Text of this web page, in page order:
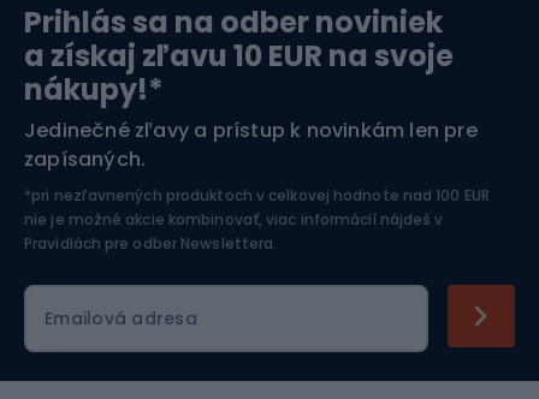
Orientačný beh
Lyžovanie
Športová elektronika
Jazdectvo
Prihlás sa na odber noviniek
a získaj zľavu 10 EUR na svoje
nákupy!*
Jedinečné zľavy a prístup k novinkám len pre
zapísaných.
*pri nezľavnených produktoch v celkovej hodnote nad 100 EUR
nie je možné akcie kombinovať, viac informácií nájdeš v
Pravidlách pre odber Newslettera.
Emailová adresa